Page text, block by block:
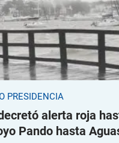
PRESIDENCIA
alerta roja
Pando hasta